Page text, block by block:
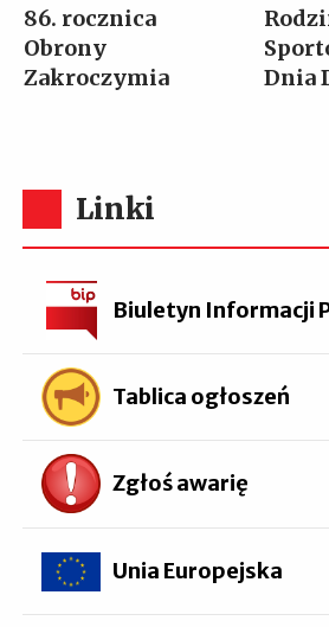
86. rocznica
Obrony
Zakroczymia
Dnia
Linki
Biuletyn Informacji
Tablica ogłoszeń
Zgłoś awarię
Unia Europejska